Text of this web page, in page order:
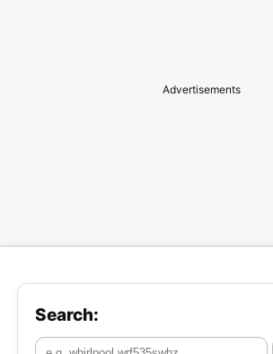
Advertisements
Search: